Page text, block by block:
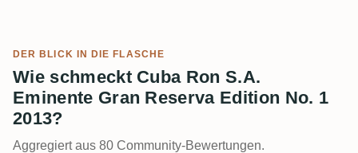
DER BLICK IN DIE FLASCHE
Wie schmeckt Cuba Ron S.A.
Eminente Gran Reserva Edition No. 1
2013?
Aggregiert aus 80 Community-Bewertungen.